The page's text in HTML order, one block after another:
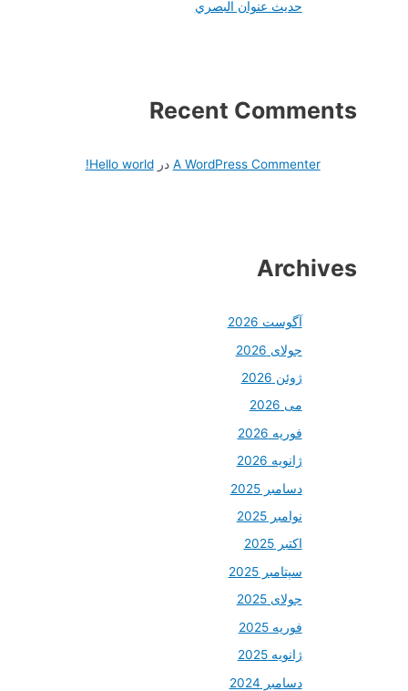
حديث عنوان البصري
Recent Comments
A WordPress Commenter درHello world!
Archives
آگوست 2026
جولای 2026
ژوئن 2026
می 2026
فوریه 2026
ژانویه 2026
دسامبر 2025
نوامبر 2025
اکتبر 2025
سپتامبر 2025
جولای 2025
فوریه 2025
ژانویه 2025
دسامبر 2024